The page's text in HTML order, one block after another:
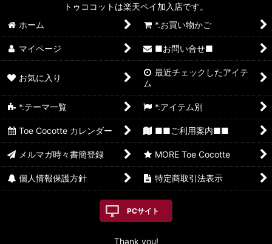
トゥココットは楽天ペイ加入店です。
ホーム
*.お買い物かご
マイページ ■お問い合せ■
お気に入り
最近チェックしたアイテ
ム
*.テーマ一覧 *.アイテム別
Toe Cocotte カレンダー ■■ご利用案内■■
メルマガ時々書簡登録 MORE Toe Cocotte
個人情報保護方針 特定商取引法表示
PCサイト
Thank you!